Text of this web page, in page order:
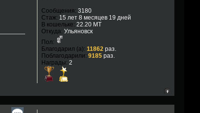
Сообщения: 3180
Стаж: 15 лет 8 месяцев 19 дней
В кошельке: 22.20 MT
Откуда: Ульяновск
Пол:
Благодарил (а): 11862раз.
Поблагодарили: 9185раз.
Награды: 2